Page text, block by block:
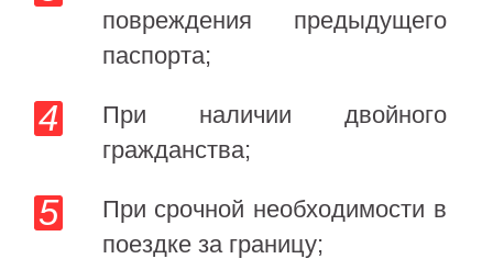
повреждения предыдущего
паспорта;
При наличии двойного
гражданства;
При срочной необходимости в
поездке за границу;